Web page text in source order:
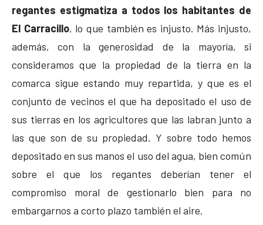
regantes estigmatiza a todos los habitantes de
El Carracillo, lo que también es injusto. Más injusto,
además, con la generosidad de la mayoría, si
consideramos que la propiedad de la tierra en la
comarca sigue estando muy repartida, y que es el
conjunto de vecinos el que ha depositado el uso de
sus tierras en los agricultores que las labran junto a
las que son de su propiedad. Y sobre todo hemos
depositado en sus manos el uso del agua, bien común
sobre el que los regantes deberían tener el
compromiso moral de gestionarlo bien para no
embargarnos a corto plazo también el aire.